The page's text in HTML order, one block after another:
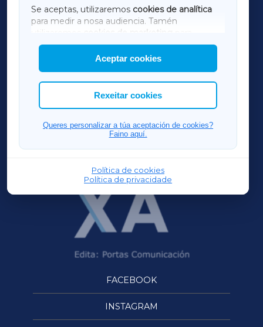
Se aceptas, utilizaremos cookies de analítica
para medir a nosa audiencia. Tamén
utilizaremos
cookies de marketing
mostrar publicidade de terceiros.
Así mesmo, podes personalizar a elección das
cookies que desexas permitir.
Aceptar cookies
Rexeitar cookies
Queres personalizar a túa aceptación de cookies?
Faino aquí.
Política de cookies
Política de privacidade
AMARIÑAXA
RIBEIRASACRAXA
ACORUÑAXA
FERROLXA
OURENSEXA
FACEBOOK
INSTAGRAM